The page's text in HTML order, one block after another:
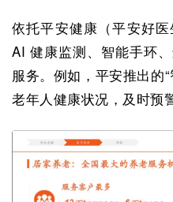
依托平安健康（平安好
AI 健康监测、智能手环
服务。例如，平安推出的
老年人健康状况，及时预